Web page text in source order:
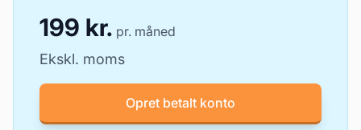
199 kr. pr. måned
Ekskl. moms
Opret betalt konto